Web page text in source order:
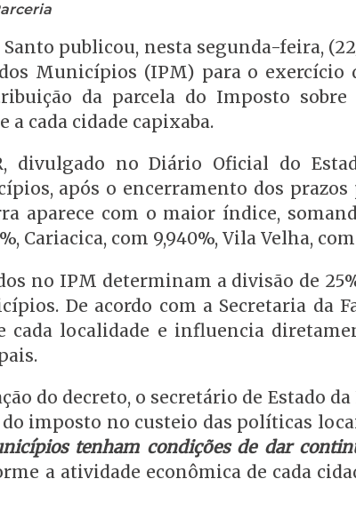
publicou, nesta segunda-feira,
Municípios (IPM) para o exercício
da parcela do Imposto sobre
a cada cidade capixaba.
divulgado no Diário Oficial do
após o encerramento dos prazos
aparece com o maior índice,
Cariacica, com 9,940%, Vila Velha,
no IPM determinam a divisão de
De acordo com a Secretaria da
cada localidade e influencia
do decreto, o secretário de Estado
imposto no custeio das políticas
tenham condições de dar
a atividade econômica de cada